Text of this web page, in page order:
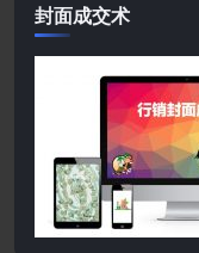
封面成交术